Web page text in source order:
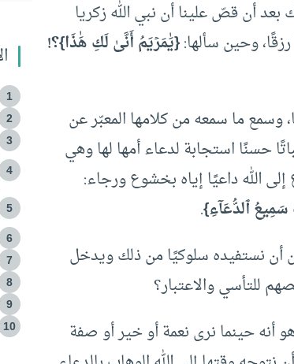
بعد أن قصّ علينا أن نبي الله زكريا
وحين سألها:{يَٰمَرۡيَمُ أَنَّىٰ لَكِ هَٰذَا}؟!
وسمع ما سمعه من كلامها المعبّر عن
حسنًا استجابة لدعاء أمها لها وهي
الله داعيًا إياه بخشوع ورجاء:
ٱلدُّعَآءِ}.
أن نستفيده سلوكيًا من ذلك ويدخل
للتأسي والاعتبار؟
أنه حينما نرى نعمة أو خير أو صفة
1
2
3
4
5
6
7
8
9
10